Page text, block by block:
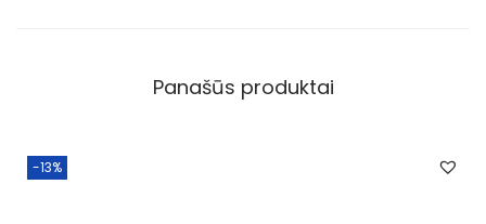
Panašūs produktai
-13%